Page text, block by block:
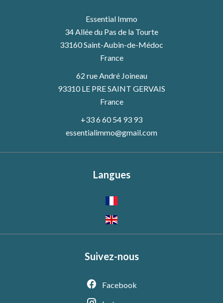
Essential Immo
34 Allée du Pas de la Tourte
33160Saint-Aubin-de-Médoc
France
62 rue André Joineau
93310 LE PRE SAINT GERVAIS
France
+33 6 60 54 93 93
essentialimmo@gmail.com
Langues
Suivez-nous
Facebook